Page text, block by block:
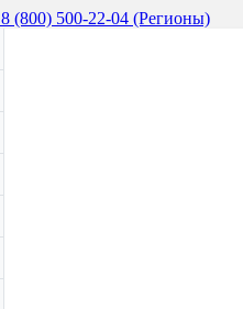
8 (800) 500-22-04 (Регионы)